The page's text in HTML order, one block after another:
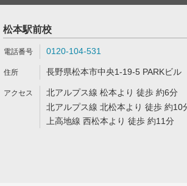
松本駅前校
0120-104-531
長野県松本市中央1-19-5 PARKビル
北アルプス線 松本より 徒歩 約6分
北アルプス線 北松本より 徒歩 約10
上高地線 西松本より 徒歩 約11分